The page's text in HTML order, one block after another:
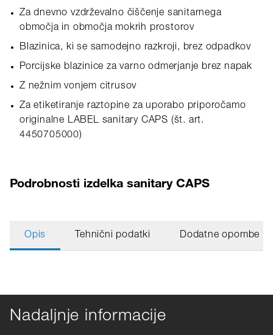
Za dnevno vzdrževalno čiščenje sanitarnega
območja in območja mokrih prostorov
Blazinica, ki se samodejno razkroji, brez odpadkov
Porcijske blazinice za varno odmerjanje brez napak
Z nežnim vonjem citrusov
Za etiketiranje raztopine za uporabo priporočamo
originalne LABEL sanitary CAPS (št. art.
4450705000)
Podrobnosti izdelka sanitary CAPS
Opis Tehnični podatki Dodatne opombe
Nadaljnje informacije